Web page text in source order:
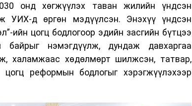
онд хөгжүүлэх таван жилийн үндсэн
УИХ-д өргөн мэдүүлсэн. Энэхүү үндсэн
ийн цогц бодлогоор эдийн засгийн бүтцээ
нэмэгдүүлж, дундаж давхаргаа
халамжаас хөдөлмөрт шилжсэн, татвар,
реформын бодлогыг хэрэгжүүлэхээр